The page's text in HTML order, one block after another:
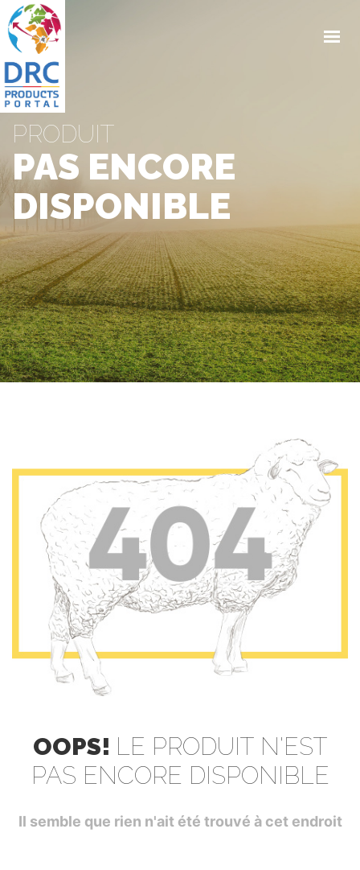
CONTACTS
CONTACTEZ-NOUS
PRODUIT
PAS ENCORE
DISPONIBLE
OOPS! LE PRODUIT N'EST
PAS ENCORE DISPONIBLE
Il semble que rien n'ait été trouvé à cet endroit